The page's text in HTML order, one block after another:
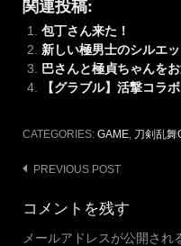
関連投稿:
包丁さん来た！
新しい極男士のシルエ
巴さんと極貞ちゃんをお
【グラブル】活撃コラ
CATEGORIES: GAME, 刀剣乱舞
Post
navigation
PREVIOUS POST
コメントを残す
メールアドレスが公開され